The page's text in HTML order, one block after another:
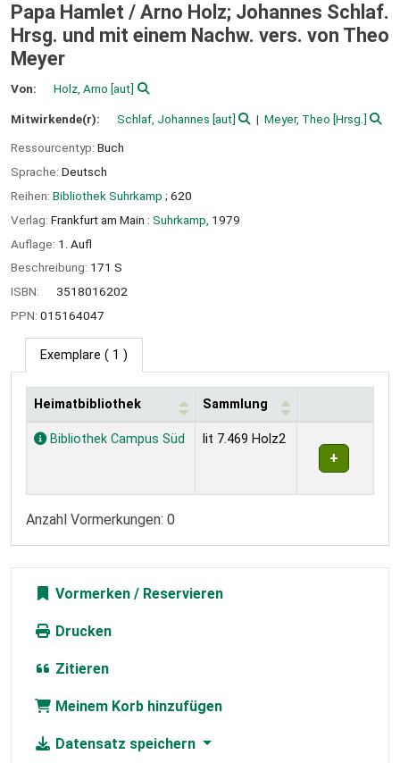
Papa Hamlet / Arno Holz; Johannes Schlaf.
Hrsg. und mit einem Nachw. vers. von Theo
Meyer
Von: Holz, Arno [aut]
Mitwirkende(r): Schlaf, Johannes [aut] Meyer, Theo [Hrsg.]
Ressourcentyp: Buch
Sprache: Deutsch
Reihen: Bibliothek Suhrkamp ; 620
Verlag: Frankfurt am Main : Suhrkamp, 1979
Auflage: 1. Aufl
Beschreibung: 171 S
ISBN:
3518016202
PPN: 015164047
Exemplare ( 1 )
Exemplare
Heimatbibliothek Sammlung
Bibliothek Campus Süd lit 7.469 Holz2
Anzahl Vormerkungen: 0
Vormerken
Drucken
Zitieren
Meinem Korb hinzufügen
Datensatz speichern